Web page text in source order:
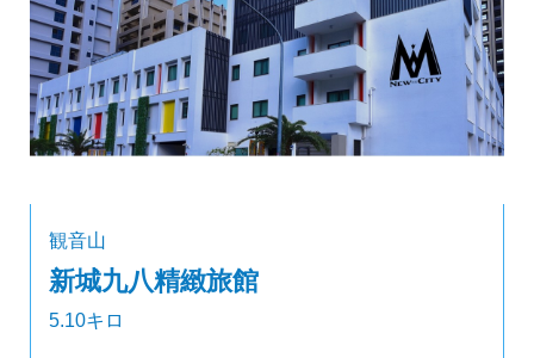
観音山
新城九八精緻旅館
5.10キロ